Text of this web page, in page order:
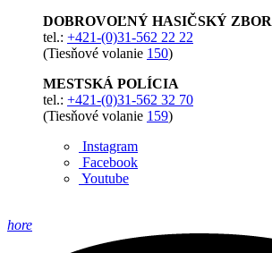
DOBROVOĽNÝ HASIČSKÝ ZBOR
tel.: +421-(0)31-562 22 22
(Tiesňové volanie 150)
MESTSKÁ POLÍCIA
tel.: +421-(0)31-562 32 70
(Tiesňové volanie 159)
Instagram
Facebook
Youtube
hore